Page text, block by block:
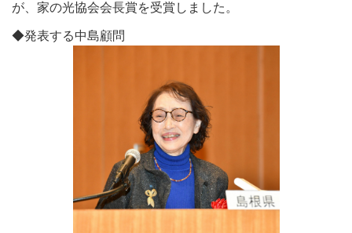
が、家の光協会会長賞を受賞しました。
◆発表する中島顧問